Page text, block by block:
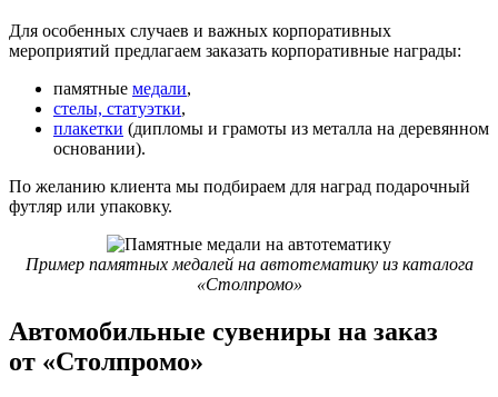
Для особенных случаев и важных корпоративных
мероприятий предлагаем заказать корпоративные награды:
памятные медали,
стелы, статуэтки,
плакетки (дипломы и грамоты из металла на деревянном
основании).
По желанию клиента мы подбираем для наград подарочный
футляр или упаковку.
Пример памятных медалей на автотематику из каталога
«Столпромо»
Автомобильные сувениры на заказ
от «Столпромо»